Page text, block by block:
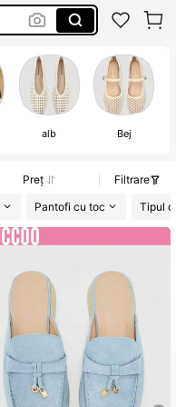
alb Bej
Preț
Filtrare
Pantofi cu toc Tipul